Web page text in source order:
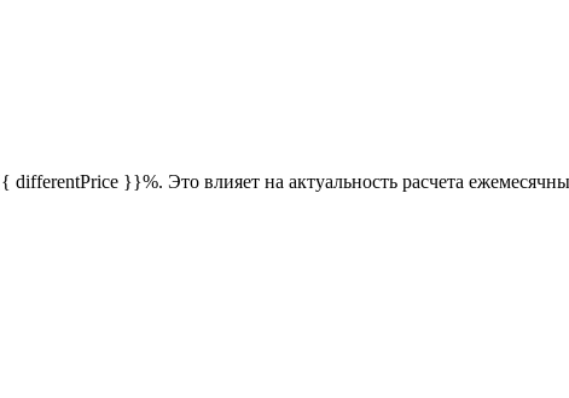
}}%. Это влияет на актуальность расчета